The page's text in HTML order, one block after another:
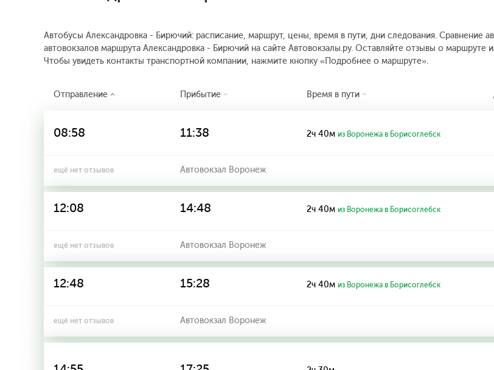
Автобусы Александровка - Бирючий: расписание, маршрут, цены, время в пути, дни следования. Сравнение
автовокзалов маршрута Александровка - Бирючий на сайте Автовокзалы.ру. Оставляйте отзывы о маршруте
Чтобы увидеть контакты транспортной компании, нажмите кнопку «Подробнее о маршруте».
Отправление Прибытие Время в пути
08:58 11:38 2ч 40м из Воронежа в Борисоглебск
ещё нет отзывов Автовокзал Воронеж
12:08 14:48 2ч 40м из Воронежа в Борисоглебск
ещё нет отзывов Автовокзал Воронеж
12:48 15:28 2ч 40м из Воронежа в Борисоглебск
ещё нет отзывов Автовокзал Воронеж